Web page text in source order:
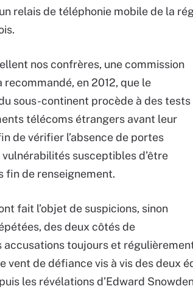
un relais de téléphonie mobile de la
nos confrères, une commission
en 2012, que le
sous-continent procède à des tests
télécoms étrangers avant leur
de vérifier l’absence de portes
susceptibles d’être
fin de renseignement.
fait l’objet de suspicions, sinon
des deux côtés de
accusations toujours et
vent de défiance vis à vis des deux
les révélations d’Edward